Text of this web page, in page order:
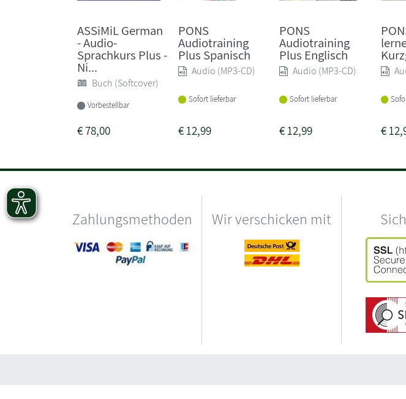
ASSiMiL German
- Audio-
Sprachkurs Plus -
Ni...
Buch (Softcover)
Vorbestellbar
€78,00
PONS
Audiotraining
Plus Spanisch
Audio (MP3-CD)
Sofort lieferbar
€12,99
PONS
Audiotraining
Plus Englisch
Audio (MP3-CD)
Sofort lieferbar
€12,99 €
Zahlungsmethoden Wir verschicken mit